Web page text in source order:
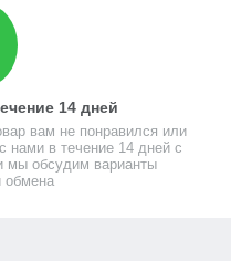
14 дней
вам не понравился или
нами в течение 14 дней с
мы обсудим варианты
обмена